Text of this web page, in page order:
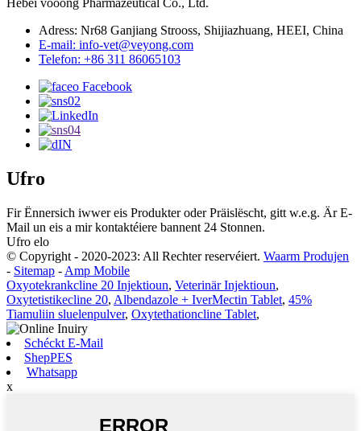
Hebei vooong Pharmazeutical Co., Ltd.
Adress: Nr68 Ganjiang Strooss, Shijiazhuang, HEEI, China
E-mail: info-vet@veyong.com
Telefon: +86 311 86065103
Ufro
Fir Ënnersich iwwer eis Produkter oder Präislëscht, gitt w.e.g. Är E-
Mail un eis a mir kontaktéiere bannent 24 Stonnen.
Ufro elo
© Copyright - 2020-2023: All Rechter reservéiert. Waarm Produjen
- Sitemap - Amp Mobile
Oxyotekrankcline 20 Injektioun, Veterinär Injektioun,
Oxytetistikecline 20, Albendazole + IverMectin Tablet, 45%
Tiamuliin sluelenpulver, Oxytethationcline Tablet,
Schéckt E-Mail
ShepPES
Whatsapp
x